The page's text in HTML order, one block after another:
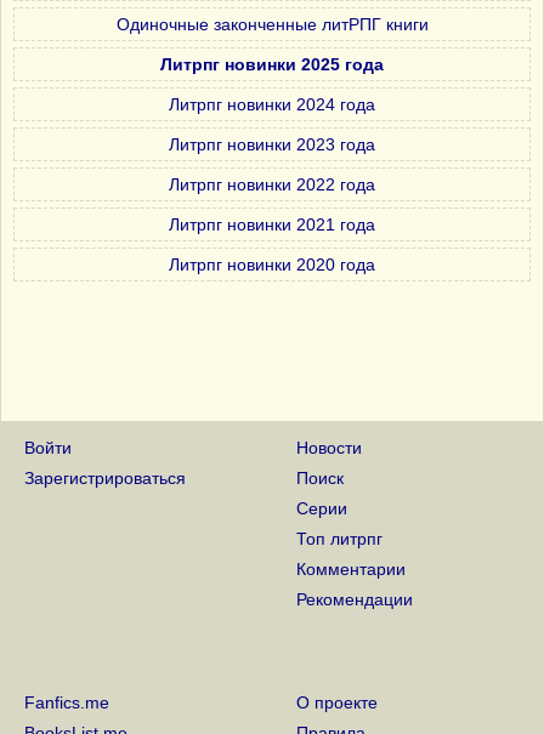
Одиночные законченные литРПГ книги
Литрпг новинки 2025 года
Литрпг новинки 2024 года
Литрпг новинки 2023 года
Литрпг новинки 2022 года
Литрпг новинки 2021 года
Литрпг новинки 2020 года
Войти
Зарегистрироваться
Новости
Поиск
Серии
Топ литрпг
Комментарии
Рекомендации
Fanfics.me
О проекте